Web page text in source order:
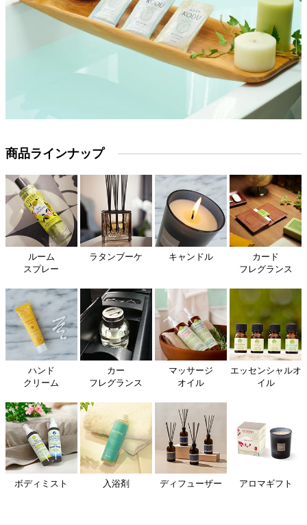
商品ラインナップ
ルーム
スプレー
ラタンブーケ キャンドル
カード
フレグランス
ハンド
クリーム
カー
フレグランス
マッサージ
オイル
エッセンシャルオ
イル
ボディミスト 入浴剤 ディフューザー アロマギフト